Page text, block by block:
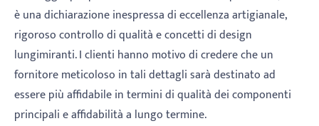
è una dichiarazione inespressa di eccellenza artigianale,
rigoroso controllo di qualità e concetti di design
lungimiranti. I clienti hanno motivo di credere che un
fornitore meticoloso in tali dettagli sarà destinato ad
essere più affidabile in termini di qualità dei componenti
principali e affidabilità a lungo termine.